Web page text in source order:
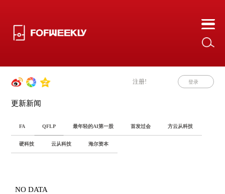
注册! 登录
更新新闻
FA QFLP 最年轻的AI第一股 首发过会 方云从科技
硬科技 云从科技 海尔资本
NO DATA